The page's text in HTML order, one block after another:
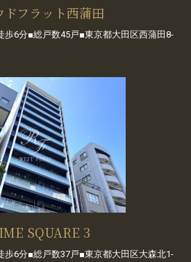
ドフラット西蒲田
歩6分■総戸数45戸■東京都大田区西蒲田8-
SQUARE 3
歩6分■総戸数37戸■東京都大田区大森北1-